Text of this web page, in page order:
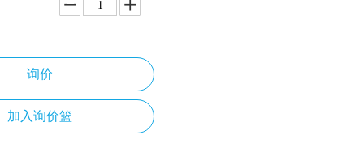
询价
加入询价篮